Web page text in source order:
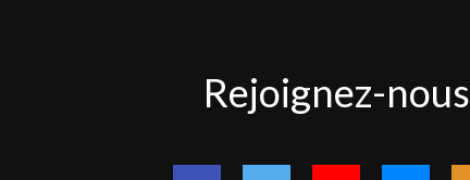
nous
Rejoignez-nous